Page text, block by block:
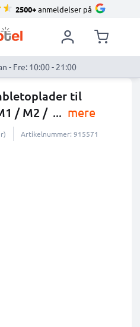
2500+anmeldelser på
- Fre: 10:00 - 21:00
til
/ M2 / ... mere
Artikelnummer: 915571